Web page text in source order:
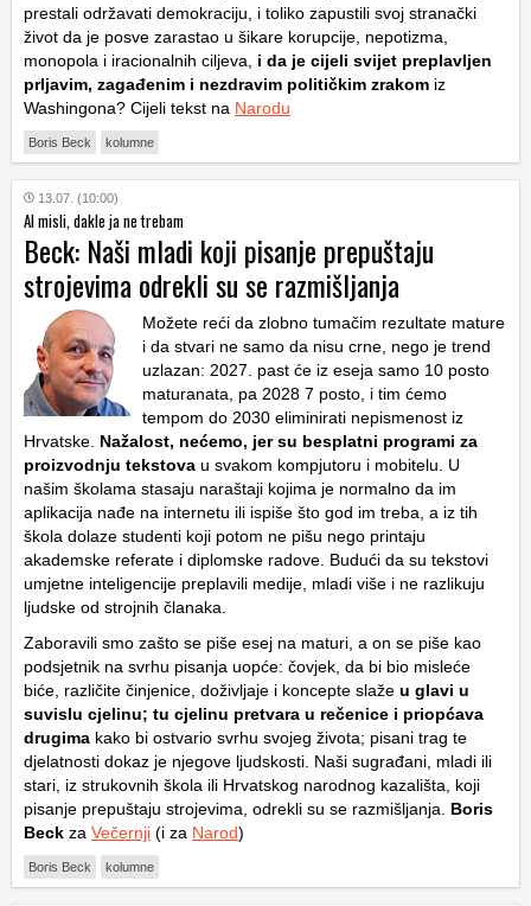
prestali održavati demokraciju, i toliko zapustili svoj stranački
život da je posve zarastao u šikare korupcije, nepotizma,
monopola i iracionalnih ciljeva, i da je cijeli svijet preplavljen
prljavim, zagađenim i nezdravim političkim zrakom iz
Washingona? Cijeli tekst na Narodu
Boris Beck kolumne
13.07. (10:00)
AI misli, dakle ja ne trebam
Beck: Naši mladi koji pisanje prepuštaju
strojevima odrekli su se razmišljanja
Možete reći da zlobno tumačim rezultate mature
i da stvari ne samo da nisu crne, nego je trend
uzlazan: 2027. past će iz eseja samo 10 posto
maturanata, pa 2028 7 posto, i tim ćemo
tempom do 2030 eliminirati nepismenost iz
Hrvatske. Nažalost, nećemo, jer su besplatni programi za
proizvodnju tekstova u svakom kompjutoru i mobitelu. U
našim školama stasaju naraštaji kojima je normalno da im
aplikacija nađe na internetu ili ispiše što god im treba, a iz tih
škola dolaze studenti koji potom ne pišu nego printaju
akademske referate i diplomske radove. Budući da su tekstovi
umjetne inteligencije preplavili medije, mladi više i ne razlikuju
ljudske od strojnih članaka.
Zaboravili smo zašto se piše esej na maturi, a on se piše kao
podsjetnik na svrhu pisanja uopće: čovjek, da bi bio misleće
biće, različite činjenice, doživljaje i koncepte slaže u glavi u
suvislu cjelinu; tu cjelinu pretvara u rečenice i priopćava
drugima kako bi ostvario svrhu svojeg života; pisani trag te
djelatnosti dokaz je njegove ljudskosti. Naši sugrađani, mladi ili
stari, iz strukovnih škola ili Hrvatskog narodnog kazališta, koji
pisanje prepuštaju strojevima, odrekli su se razmišljanja. Boris
Beck za Večernji (i za Narod)
Boris Beck kolumne